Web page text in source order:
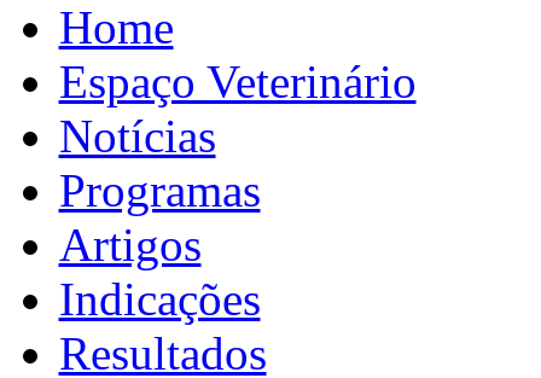
Home
Espaço Veterinário
Notícias
Programas
Artigos
Indicações
Resultados